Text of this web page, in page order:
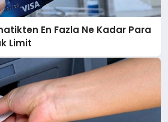
En Fazla Ne Kadar Para
Limit